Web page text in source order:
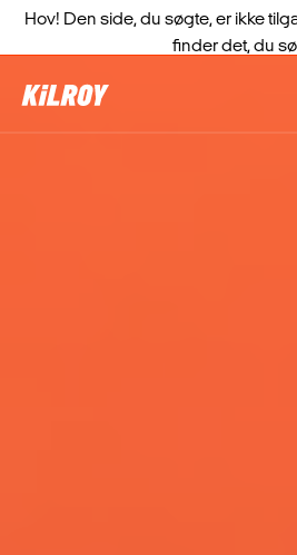
Hov! Den side, du søgte, er ikke
finder det, du